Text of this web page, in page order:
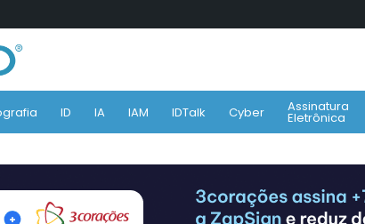
ID IA IAM IDTalk Cyber Assinatura
Eletrônica